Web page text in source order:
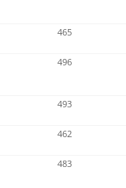
465
496
493
462
483